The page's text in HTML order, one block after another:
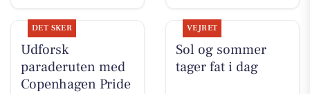
DET SKER
Udforsk
paraderuten med
Copenhagen Pride
VEJRET
Sol og sommer
tager fat i dag